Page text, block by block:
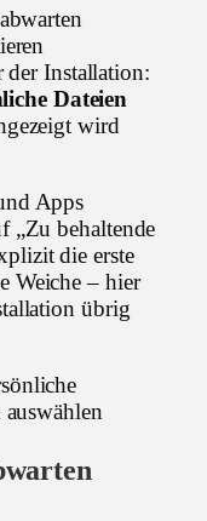
der Installation:
Dateien
wird
Apps
„Zu behaltende
die erste
Weiche – hier
übrig